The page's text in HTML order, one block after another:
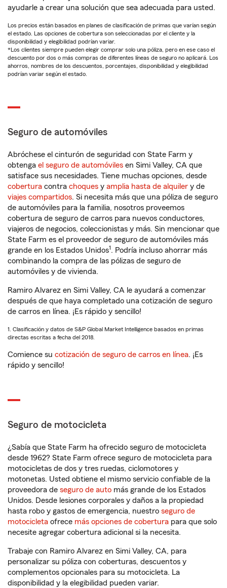
ayudarle a crear una solución que sea adecuada para usted.
Los precios están basados en planes de clasificación de primas que varían según
el estado. Las opciones de cobertura son seleccionadas por el cliente y la
disponibilidad y elegibilidad podrían variar.
*Los clientes siempre pueden elegir comprar solo una póliza, pero en ese caso el
descuento por dos o más compras de diferentes líneas de seguro no aplicará. Los
ahorros, nombres de los descuentos, porcentajes, disponibilidad y elegibilidad
podrían variar según el estado.
Seguro de automóviles
Abróchese el cinturón de seguridad con State Farm y
obtenga el seguro de automóviles en Simi Valley, CA que
satisface sus necesidades. Tiene muchas opciones, desde
cobertura contra choques y amplia hasta de alquiler y de
viajes compartidos. Si necesita más que una póliza de seguro
de automóviles para la familia, nosotros proveemos
cobertura de seguro de carros para nuevos conductores,
viajeros de negocios, coleccionistas y más. Sin mencionar que
State Farm es el proveedor de seguro de automóviles más
grande en los Estados Unidos1 . Podría incluso ahorrar más
combinando la compra de las pólizas de seguro de
automóviles y de vivienda.
Ramiro Alvarez en Simi Valley, CA le ayudará a comenzar
después de que haya completado una cotización de seguro
de carros en línea. ¡Es rápido y sencillo!
1. Clasificación y datos de S&P Global Market Intelligence basados en primas
directas escritas a fecha del 2018.
Comience su cotización de seguro de carros en línea. ¡Es
rápido y sencillo!
Seguro de motocicleta
¿Sabía que State Farm ha ofrecido seguro de motocicleta
desde 1962? State Farm ofrece seguro de motocicleta para
motocicletas de dos y tres ruedas, ciclomotores y
motonetas. Usted obtiene el mismo servicio confiable de la
proveedora de seguro de auto más grande de los Estados
Unidos. Desde lesiones corporales y daños a la propiedad
hasta robo y gastos de emergencia, nuestro seguro de
motocicleta ofrece más opciones de cobertura para que solo
necesite agregar cobertura adicional si la necesita.
Trabaje con Ramiro Alvarez en Simi Valley, CA, para
personalizar su póliza con coberturas, descuentos y
complementos opcionales para su motocicleta. La
disponibilidad y la elegibilidad pueden variar.